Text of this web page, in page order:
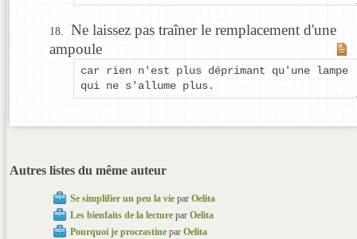
Ne laissez pas traîner le remplacement d'une
ampoule
car rien n'est plus déprimant qu'une lampe
qui ne s'allume plus.
Autres listes du même auteur
Se simplifier un peu la vie par Oelita
Les bienfaits de la lecture par Oelita
Pourquoi je procrastine par Oelita